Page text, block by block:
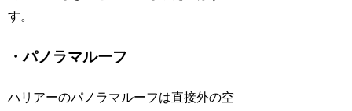
す。
・パノラマルーフ
ハリアーのパノラマルーフは直接外の空